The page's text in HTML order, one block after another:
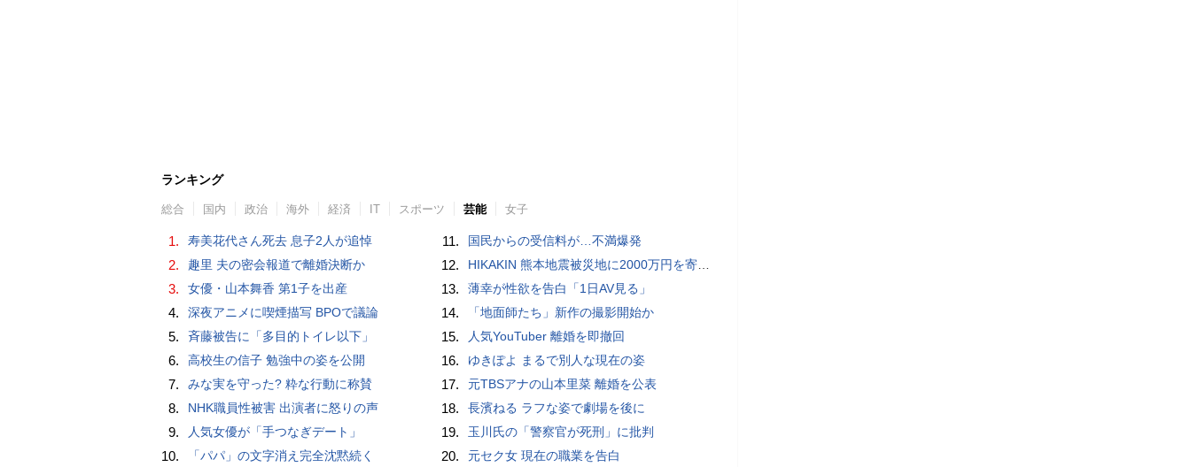
ランキング
総合 国内 政治 海外 経済 IT スポーツ 芸能 女子
1. 寿美花代さん死去 息子2人が追悼
2. 趣里 夫の密会報道で離婚決断か
3. 女優・山本舞香 第1子を出産
4. 深夜アニメに喫煙描写 BPOで議論
5. 斉藤被告に「多目的トイレ以下」
6. 高校生の信子 勉強中の姿を公開
7. みな実を守った? 粋な行動に称賛
8. NHK職員性被害 出演者に怒りの声
9. 人気女優が「手つなぎデート」
10. 「パパ」の文字消え完全沈黙続く
11. 国民からの受信料が…不満爆発
12. HIKAKIN 熊本地震被災地に2000万円を寄付「1円でも…支援の輪が広がることを願っています」
13. 薄幸が性欲を告白「1日AV見る」
14. 「地面師たち」新作の撮影開始か
15. 人気YouTuber 離婚を即撤回
16. ゆきぽよ まるで別人な現在の姿
17. 元TBSアナの山本里菜 離婚を公表
18. 長濱ねる ラフな姿で劇場を後に
19. 玉川氏の「警察官が死刑」に批判
20. 元セク女 現在の職業を告白